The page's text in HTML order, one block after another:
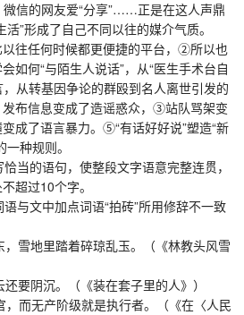
微信的网友爱“分享”……正是在这人声鼎
”形成了自己不同以往的媒介气质。
任何时候都更便捷的平台，②所以也
如何“与陌生人说话”，从“医生手术台自
，从转基因争论的群殴到名人离世引发的
布信息变成了造谣惑众，③站队骂架变
成了语言暴力。⑤“有话好好说”塑造“新
种规则。
的语句，使整段文字语意完整连贯，
超过10个字。
文中加点词语“拍砖”所用修辞不一致
雪地里踏着碎琼乱玉。（《林教头风雪
阴沉。（《装在套子里的人》）
而无产阶级就是执行者。（《在〈人民